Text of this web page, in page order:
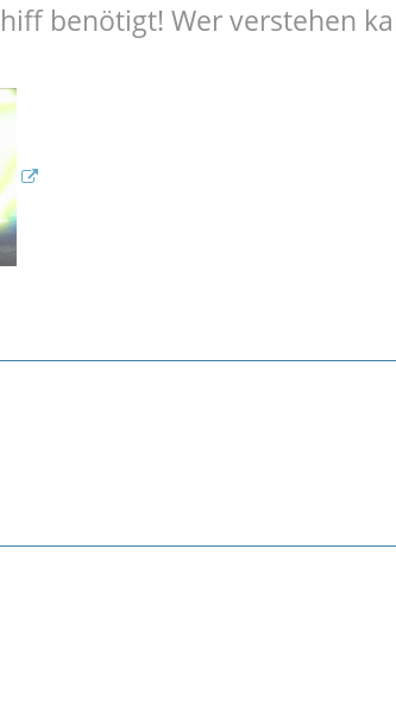
benötigt! Wer verstehen